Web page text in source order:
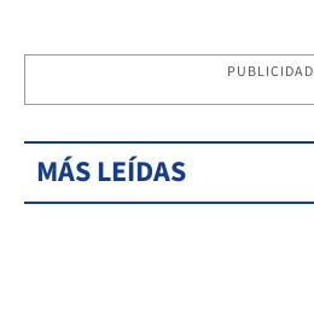
PUBLICIDAD
MÁS LEÍDAS